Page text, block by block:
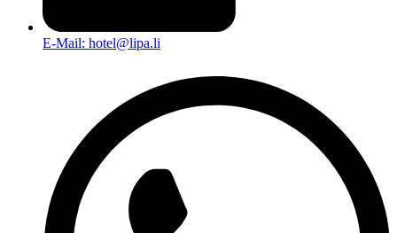
E-Mail: hotel@lipa.li